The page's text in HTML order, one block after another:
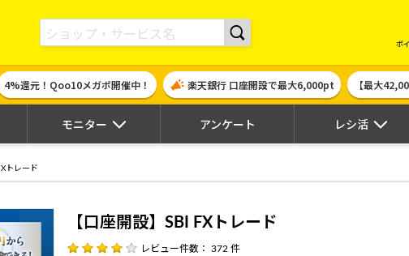
ント貯めて現金やギフト券に交換できるポイントサイト | ハピタス
ポ
4%還元！Qoo10メガポ開催中！ 楽天銀行 口座開設で最大6,000pt 【最大
モニター アンケート レシ活
トレード
【口座開設】SBI FXトレード
レビュー件数： 372 件